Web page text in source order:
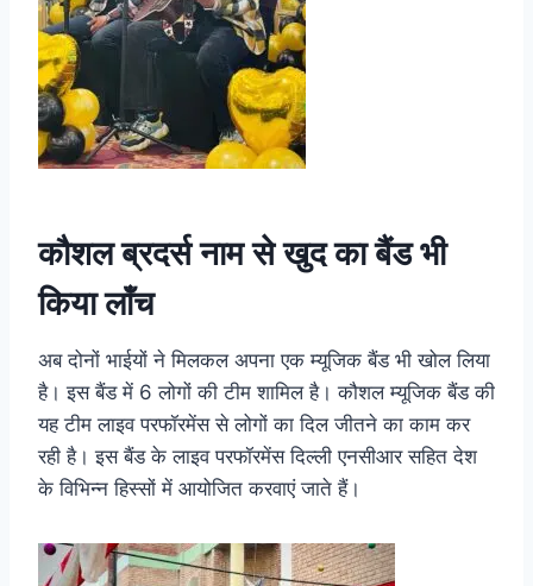
कौशल ब्रदर्स नाम से खुद का बैंड भी
किया लॉंच
अब दोनों भाईयों ने मिलकल अपना एक म्यूजिक बैंड भी खोल लिया
है। इस बैंड में 6 लोगों की टीम शामिल है। कौशल म्यूजिक बैंड की
यह टीम लाइव परफॉरमेंस से लोगों का दिल जीतने का काम कर
रही है। इस बैंड के लाइव परफॉरमेंस दिल्ली एनसीआर सहित देश
के विभिन्न हिस्सों में आयोजित करवाएं जाते हैं।